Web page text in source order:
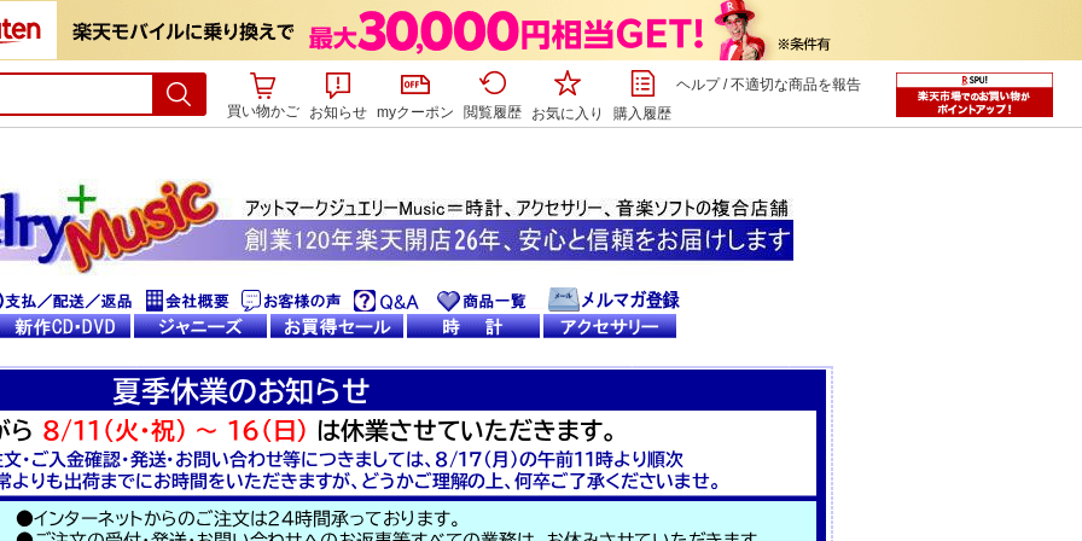
買い物かご お知らせ myクーポン 閲覧履歴 お気に入り 購入履歴
ヘルプ/不適切な商品を報告